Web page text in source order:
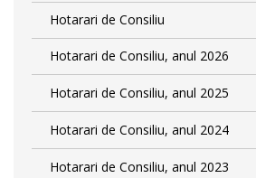
Hotarari de Consiliu
Hotarari de Consiliu, anul 2026
Hotarari de Consiliu, anul 2025
Hotarari de Consiliu, anul 2024
Hotarari de Consiliu, anul 2023